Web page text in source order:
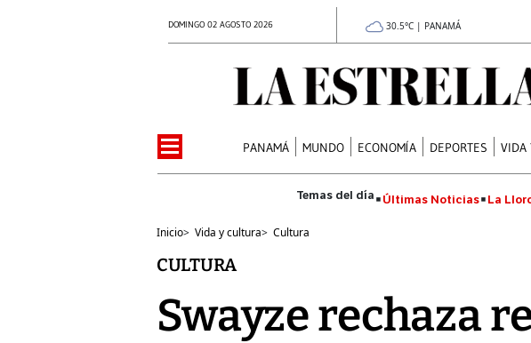
DOMINGO 02 AGOSTO 2026 30.5°C | PANAMÁ
PANAMÁ MUNDO ECONOMÍA DEPORTES VIDA
Últimas Noticias La
Inicio> Vida y cultura> Cultura
CULTURA
Swayze rechaza